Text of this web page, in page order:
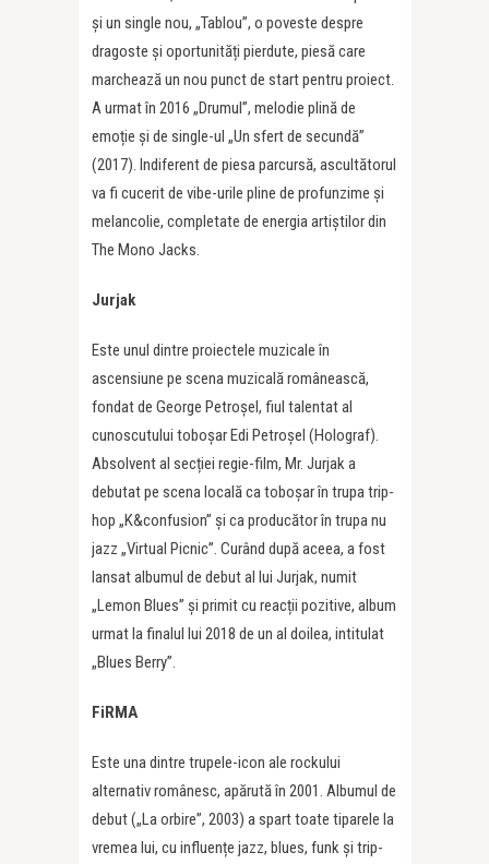
și un single nou, „Tablou”, o poveste despre
dragoste și oportunități pierdute, piesă care
marchează un nou punct de start pentru proiect.
A urmat în 2016 „Drumul”, melodie plină de
emoție și de single-ul „Un sfert de secundă”
(2017). Indiferent de piesa parcursă, ascultătorul
va fi cucerit de vibe-urile pline de profunzime și
melancolie, completate de energia artiștilor din
The Mono Jacks.
Jurjak
Este unul dintre proiectele muzicale în
ascensiune pe scena muzicală românească,
fondat de George Petroșel, fiul talentat al
cunoscutului toboșar Edi Petroșel (Holograf).
Absolvent al secției regie-film, Mr. Jurjak a
debutat pe scena locală ca toboșar în trupa trip-
hop „K&confusion” și ca producător în trupa nu
jazz „Virtual Picnic”. Curând după aceea, a fost
lansat albumul de debut al lui Jurjak, numit
„Lemon Blues” și primit cu reacții pozitive, album
urmat la finalul lui 2018 de un al doilea, intitulat
„Blues Berry”.
FiRMA
Este una dintre trupele-icon ale rockului
alternativ românesc, apărută în 2001. Albumul de
debut („La orbire”, 2003) a spart toate tiparele la
vremea lui, cu influențe jazz, blues, funk și trip-